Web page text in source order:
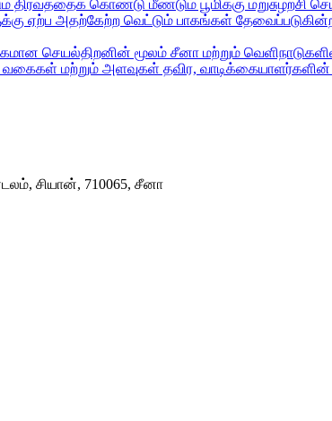
கொண்டு மீண்டும் பூமிக்கு மறுசுழற்சி
ஏற்ப அதற்கேற்ற வெட்டும் பாகங்கள்
செயல்திறனின் மூலம் சீனா மற்றும்
மற்றும் அளவுகள் தவிர, வாடிக்கையாளர்களின்
சியான், 710065, சீனா